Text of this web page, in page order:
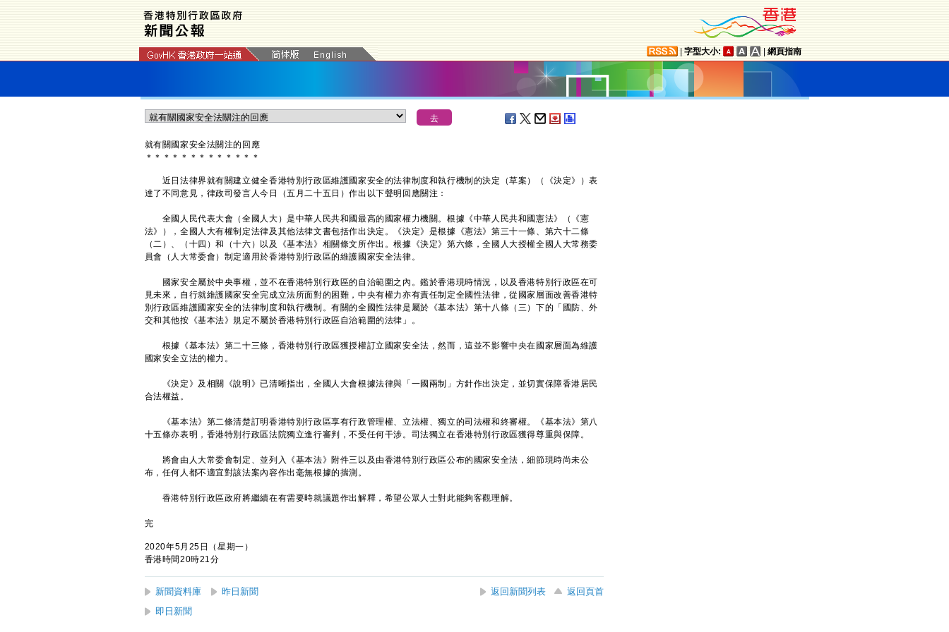
字型大小: 網頁指南
就有關國家安全法關注的回應
＊ ＊ ＊ ＊ ＊ ＊ ＊ ＊ ＊ ＊ ＊ ＊ ＊
近日法律界就有關建立健全香港特別行政區維護國家安全的法律制度和執行機制的決定（草案）（《決定》）表
達了不同意見，律政司發言人今日（五月二十五日）作出以下聲明回應關注：
全國人民代表大會（全國人大）是中華人民共和國最高的國家權力機關。根據《中華人民共和國憲法》（《憲
法》），全國人大有權制定法律及其他法律文書包括作出決定。《決定》是根據《憲法》第三十一條、第六十二條
（二）、（十四）和（十六）以及《基本法》相關條文所作出。根據《決定》第六條，全國人大授權全國人大常務委
員會（人大常委會）制定適用於香港特別行政區的維護國家安全法律。
國家安全屬於中央事權，並不在香港特別行政區的自治範圍之內。鑑於香港現時情況，以及香港特別行政區在可
見未來，自行就維護國家安全完成立法所面對的困難，中央有權力亦有責任制定全國性法律，從國家層面改善香港特
別行政區維護國家安全的法律制度和執行機制。有關的全國性法律是屬於《基本法》第十八條（三）下的「國防、外
交和其他按《基本法》規定不屬於香港特別行政區自治範圍的法律」。
根據《基本法》第二十三條，香港特別行政區獲授權訂立國家安全法，然而，這並不影響中央在國家層面為維護
國家安全立法的權力。
《決定》及相關《說明》已清晰指出，全國人大會根據法律與「一國兩制」方針作出決定，並切實保障香港居民
合法權益。
《基本法》第二條清楚訂明香港特別行政區享有行政管理權、立法權、獨立的司法權和終審權。《基本法》第八
十五條亦表明，香港特別行政區法院獨立進行審判，不受任何干涉。司法獨立在香港特別行政區獲得尊重與保障。
將會由人大常委會制定、並列入《基本法》附件三以及由香港特別行政區公布的國家安全法，細節現時尚未公
布，任何人都不適宜對該法案內容作出毫無根據的揣測。
香港特別行政區政府將繼續在有需要時就議題作出解釋，希望公眾人士對此能夠客觀理解。
完
2020年5月25日（星期一）
香港時間20時21分
新聞資料庫 昨日新聞 返回新聞列表
返回頁首
即日新聞